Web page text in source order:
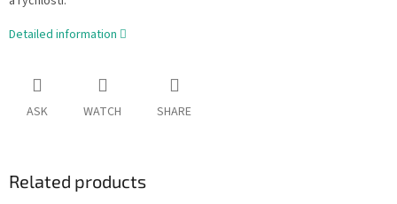
Detailed information
ASK WATCH SHARE
Related products